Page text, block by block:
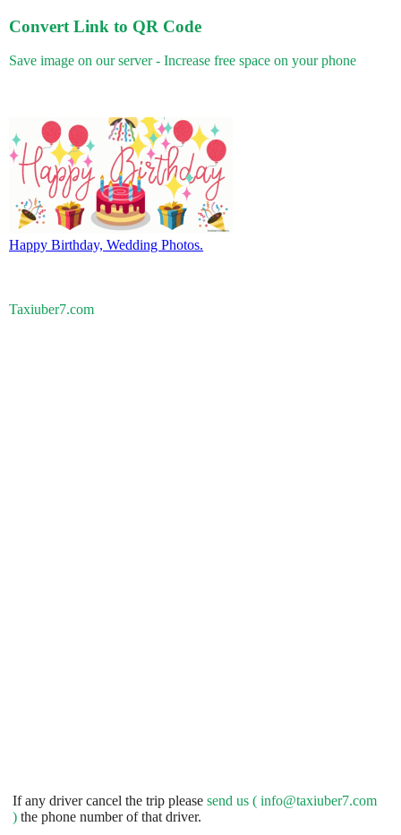
Convert Link to QR Code
Save image on our server - Increase free space on your phone
Happy Birthday, Wedding Photos.
Taxiuber7.com
If any driver cancel the trip please send us ( info@taxiuber7.com
) the phone number of that driver.